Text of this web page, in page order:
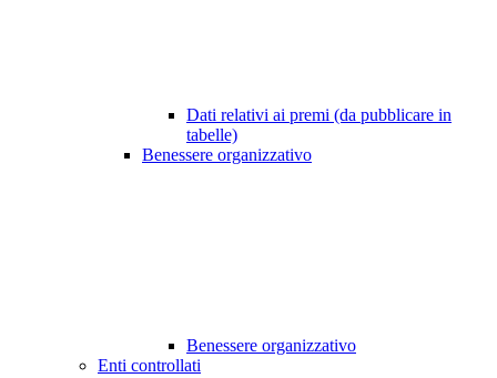
Dati relativi ai premi (da pubblicare in
tabelle)
Benessere organizzativo
Benessere organizzativo
Enti controllati